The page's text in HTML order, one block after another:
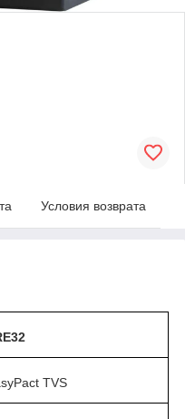
Условия возврата
TVS